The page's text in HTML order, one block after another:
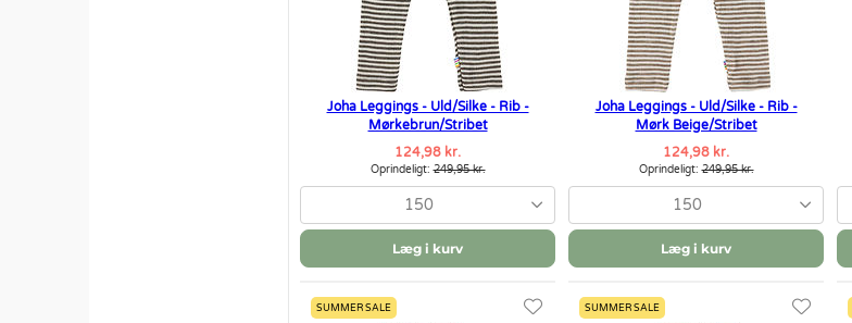
Joha Leggings - Uld/Silke - Rib -
Mørkebrun/Stribet
124,98 kr.
Oprindeligt:249,95 kr.
150
Læg i kurv
Joha Leggings - Uld/Silke - Rib -
Mørk Beige/Stribet
124,98 kr.
Oprindeligt:249,95 kr.
150
Læg i kurv
SUMMER SALE SUMMER SALE